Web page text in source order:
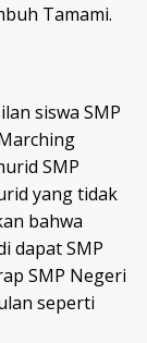
Tamami.
siswa SMP
SMP
yang tidak
bahwa
dapat SMP
SMP Negeri
seperti